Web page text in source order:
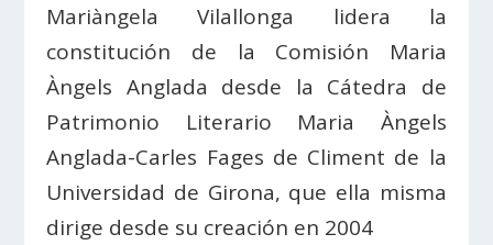
Mariàngela Vilallonga lidera la
constitución de la Comisión Maria
Àngels Anglada desde la Cátedra de
Patrimonio Literario Maria Àngels
Anglada-Carles Fages de Climent de la
Universidad de Girona, que ella misma
dirige desde su creación en 2004